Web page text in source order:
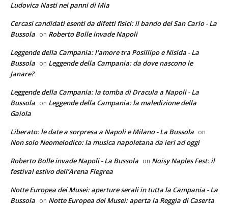
Ludovica Nasti nei panni di Mia
Cercasi candidati esenti da difetti fisici: il bando del San Carlo - La
Bussola on Roberto Bolle invade Napoli
Leggende della Campania: l'amore tra Posillipo e Nisida - La
Bussola on Leggende della Campania: da dove nascono le
Janare?
Leggende della Campania: la tomba di Dracula a Napoli - La
Bussola on Leggende della Campania: la maledizione della
Gaiola
Liberato: le date a sorpresa a Napoli e Milano - La Bussola on
Non solo Neomelodico: la musica napoletana da ieri ad oggi
Roberto Bolle invade Napoli - La Bussola on Noisy Naples Fest: il
festival estivo dell’Arena Flegrea
Notte Europea dei Musei: aperture serali in tutta la Campania - La
Bussola on Notte Europea dei Musei: aperta la Reggia di Caserta